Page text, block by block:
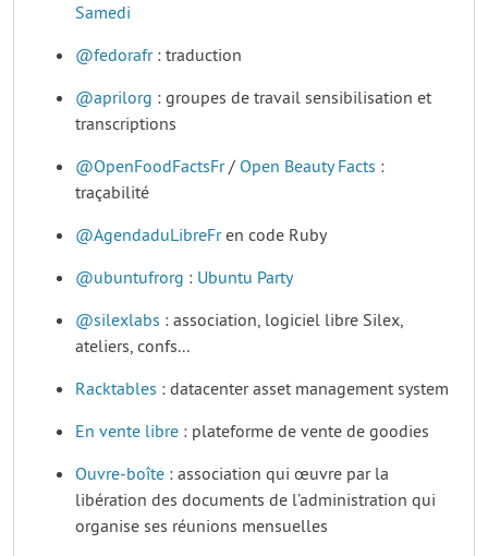
Samedi
@fedorafr: traduction
@aprilorg : groupes de travail sensibilisation et
transcriptions
@OpenFoodFactsFr/ Open Beauty Facts :
traçabilité
@AgendaduLibreFren code Ruby
@ubuntufrorg : Ubuntu Party
@silexlabs : association, logiciel libre Silex,
ateliers, confs...
Racktables : datacenter asset management system
En vente libre : plateforme de vente de goodies
Ouvre-boîte : association qui œuvre par la
libération des documents de l’administration qui
organise ses réunions mensuelles